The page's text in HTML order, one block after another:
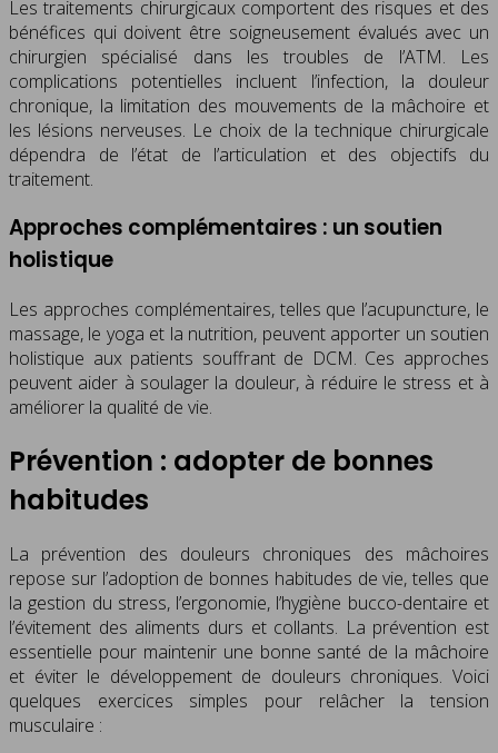
Les traitements chirurgicaux comportent des risques et des
bénéfices qui doivent être soigneusement évalués avec un
chirurgien spécialisé dans les troubles de l’ATM. Les
complications potentielles incluent l’infection, la douleur
chronique, la limitation des mouvements de la mâchoire et
les lésions nerveuses. Le choix de la technique chirurgicale
dépendra de l’état de l’articulation et des objectifs du
traitement.
Approches complémentaires : un soutien
holistique
Les approches complémentaires, telles que l’acupuncture, le
massage, le yoga et la nutrition, peuvent apporter un soutien
holistique aux patients souffrant de DCM. Ces approches
peuvent aider à soulager la douleur, à réduire le stress et à
améliorer la qualité de vie.
Prévention : adopter de bonnes
habitudes
La prévention des douleurs chroniques des mâchoires
repose sur l’adoption de bonnes habitudes de vie, telles que
la gestion du stress, l’ergonomie, l’hygiène bucco-dentaire et
l’évitement des aliments durs et collants. La prévention est
essentielle pour maintenir une bonne santé de la mâchoire
et éviter le développement de douleurs chroniques. Voici
quelques exercices simples pour relâcher la tension
musculaire :